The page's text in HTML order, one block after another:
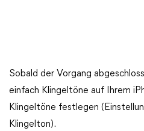
Sobald der Vorgang
einfach Klingeltöne auf Ihrem
Klingeltöne festlegen
Klingelton).